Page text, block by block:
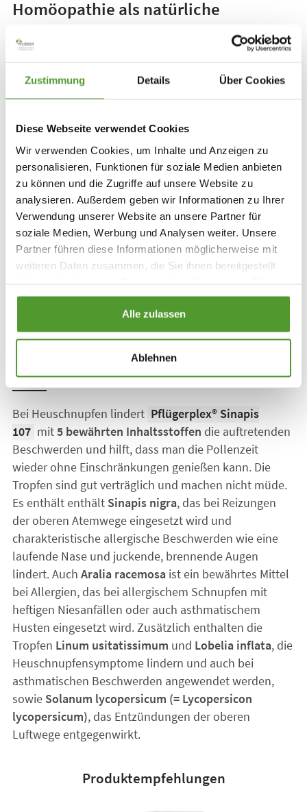
Zustimmung Details Über Cookies
Diese Webseite verwendet Cookies
Wir verwenden Cookies, um Inhalte und Anzeigen zu
personalisieren, Funktionen für soziale Medien anbieten
zu können und die Zugriffe auf unsere Website zu
analysieren. Außerdem geben wir Informationen zu Ihrer
Verwendung unserer Website an unsere Partner für
soziale Medien, Werbung und Analysen weiter. Unsere
Partner führen diese Informationen möglicherweise mit
weiteren Daten zusammen, die Sie ihnen bereitgestellt
gesammelt haben.
Alle zulassen
Ablehnen
Homöopathie als natürliche
behandelt, können Folgeerkrankungen an den
Nasenschleimhäuten oder ein "Etagenwechsel" zum
Asthma entstehen. Als wirksame und gut verträgliche
Alternative zur konventionellen Behandlung mit
antiallergischen oder entzündungshemmenden
Substanzen bietet sich die Homöopathie an. Sie
aktiviert die Selbstheilungskräfte des Körpers und
unterstützt eine langfristige Umstimmung des
Organismus – ohne die typischen Nebenwirkungen
Pflügerplex® Sinapis 107: Natürliche
Hilfe bei Heuschnupfen
Bei Heuschnupfen lindert Pflügerplex® Sinapis
107 mit5 bewährten Inhaltsstoffen die auftretenden
Beschwerden und hilft, dass man die Pollenzeit
wieder ohne Einschränkungen genießen kann. Die
Tropfen sind gut verträglich und machen nicht müde.
Es enthält enthält Sinapis nigra, das bei Reizungen
der oberen Atemwege eingesetzt wird und
charakteristische allergische Beschwerden wie eine
laufende Nase und juckende, brennende Augen
lindert. Auch Aralia racemosa ist ein bewährtes Mittel
bei Allergien, das bei allergischem Schnupfen mit
heftigen Niesanfällen oder auch asthmatischem
Husten eingesetzt wird. Zusätzlich enthalten die
Tropfen Linum usitatissimum und Lobelia inflata, die
Heuschnupfensymptome lindern und auch bei
asthmatischen Beschwerden angewendet werden,
sowie Solanum lycopersicum (= Lycopersicon
lycopersicum), das Entzündungen der oberen
Luftwege entgegenwirkt.
Produktempfehlungen